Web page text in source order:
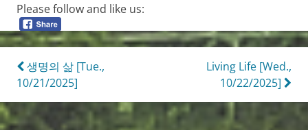
Please follow and like us:
Post
navigation
생명의 삶 [Tue.,
10/21/2025]
Living Life [Wed.,
10/22/2025]